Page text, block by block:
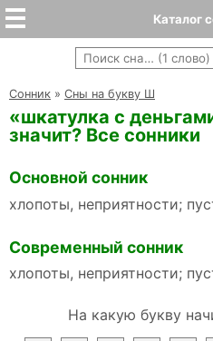
Каталог
Cонник » Сны на букву Ш
«шкатулка с
значит? Все сонники
Основной сонник
хлопоты, неприятности;
Современный сонник
хлопоты, неприятности;
На какую букву